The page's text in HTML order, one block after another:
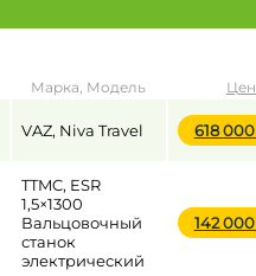
до
Марка, Модель
VAZ, Niva Travel 618
TTMC, ESR
1,5×1300
Вальцовочный
станок
электрический
142